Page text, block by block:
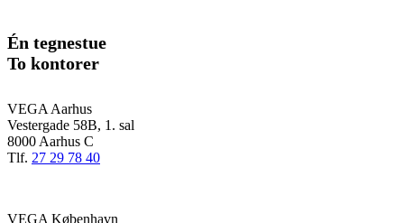
Én tegnestue
To kontorer
VEGA Aarhus
Vestergade 58B, 1. sal
8000 Aarhus C
Tlf. 27 29 78 40
VEGA København